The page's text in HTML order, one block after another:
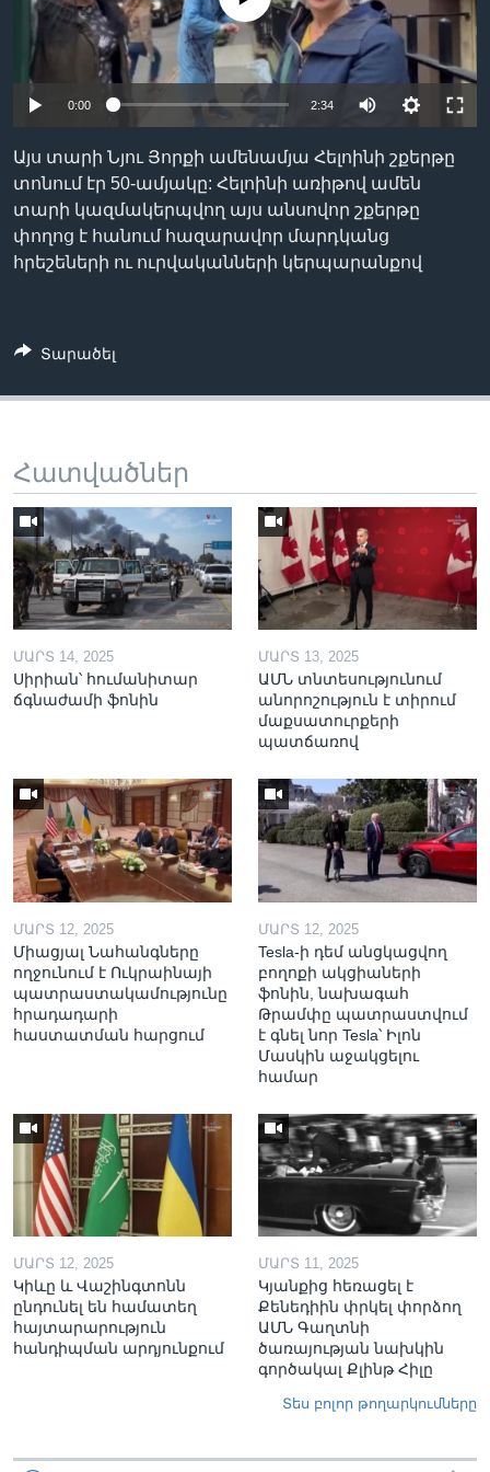
Լեզուներ
0:00 2:34
Այս տարի Նյու Յորքի ամենամյա Հելոինի շքերթը
տոնում էր 50-ամյակը: Հելոինի առիթով ամեն
տարի կազմակերպվող այս անսովոր շքերթը
փողոց է հանում հազարավոր մարդկանց
հրեշեների ու ուրվականների կերպարանքով
Տարածել
Հատվածներ
ՄԱՐՏ 14, 2025
Սիրիան՝ հումանիտար
ճգնաժամի ֆոնին
ՄԱՐՏ 13, 2025
ԱՄՆ տնտեսությունում
անորոշություն է տիրում
մաքսատուրքերի
պատճառով
ՄԱՐՏ 12, 2025
Միացյալ Նահանգները
ողջունում է Ուկրաինայի
պատրաստակամությունը
հրադադարի
հաստատման հարցում
ՄԱՐՏ 12, 2025
Tesla-ի դեմ անցկացվող
բողոքի ակցիաների
ֆոնին, նախագահ
Թրամփը պատրաստվում
է գնել նոր Tesla՝ Իլոն
Մասկին աջակցելու
համար
ՄԱՐՏ 12, 2025
Կիևը և Վաշինգտոնն
ընդունել են համատեղ
հայտարարություն
հանդիպման արդյունքում
ՄԱՐՏ 11, 2025
Կյանքից հեռացել է
Քենեդիին փրկել փորձող
ԱՄՆ Գաղտնի
ծառայության նախկին
գործակալ Քլինթ Հիլը
Տես բոլոր թողարկումները